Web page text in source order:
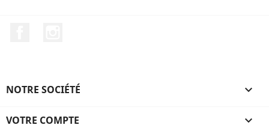
NOTRE SOCIÉTÉ 
VOTRE COMPTE 